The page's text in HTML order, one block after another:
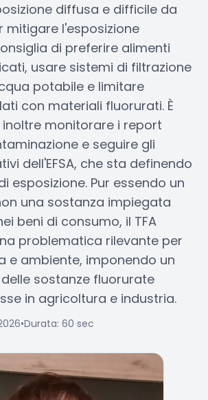
diffusa e difficile da
mitigare l'esposizione
di preferire alimenti
usare sistemi di filtrazione
potabile e limitare
con materiali fluorurati. È
monitorare i report
e seguire gli
dell'EFSA, che sta definendo
esposizione. Pur essendo un
una sostanza impiegata
beni di consumo, il TFA
problematica rilevante per
e ambiente, imponendo un
sostanze fluorurate
in agricoltura e industria.
•Durata: 60 sec